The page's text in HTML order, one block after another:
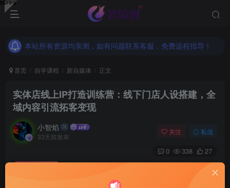
本站所有资源均亲测，如有问题联系客服，免费远程指导！
本站所有资源均亲测，如有问题联系客服，免费远程指导！
首页 自学课程 新自媒体 正文
实体店线上IP打造训练营：线下门店人设搭建，全
域内容引流拓客变现
小智焰
33天前发布
关注 私信
0 338 27